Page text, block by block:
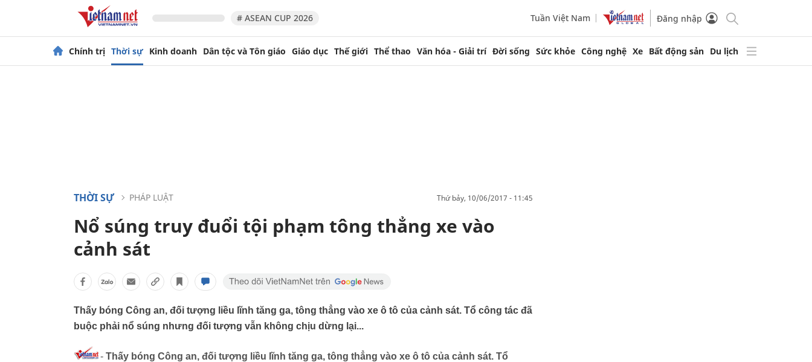
# ASEAN CUP 2026 Tuần Việt Nam Đăng nhập
Chính trị Thời sự Kinh doanh Dân tộc và Tôn giáo Giáo dục Thế giới Thể thao Văn hóa - Giải trí Đời sống Sức khỏe Công nghệ Xe Bất động sản Du lịch
THỜI SỰ PHÁP LUẬT thứ bảy, 10/06/2017 - 11:45
Nổ súng truy đuổi tội phạm tông thẳng xe vào
cảnh sát
Thấy bóng Công an, đối tượng liều lĩnh tăng ga, tông thẳng vào xe ô tô của cảnh sát. Tổ công tác đã
buộc phải nổ súng nhưng đối tượng vẫn không chịu dừng lại...
- Thấy bóng Công an, đối tượng liều lĩnh tăng ga, tông thẳng vào xe ô tô của cảnh sát. Tổ